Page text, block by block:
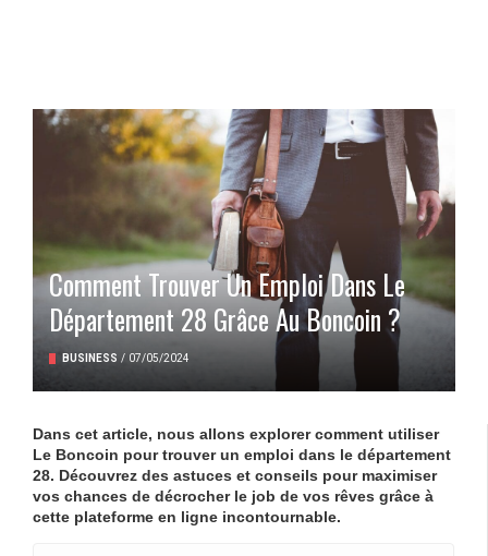
Comment Trouver Un Emploi Dans Le
Département 28 Grâce Au Boncoin ?
BUSINESS / 07/05/2024
Dans cet article, nous allons explorer comment utiliser
Le Boncoin pour trouver un emploi dans le département
28. Découvrez des astuces et conseils pour maximiser
vos chances de décrocher le job de vos rêves grâce à
cette plateforme en ligne incontournable.